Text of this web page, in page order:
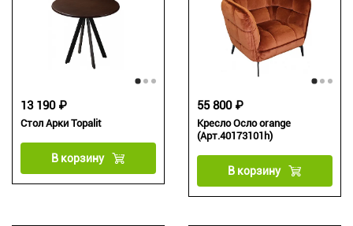
Стол Арки Topalit
13 190 ₽
В корзину
Кресло Осло orange
(Арт.40173101h)
55 800 ₽
В корзину